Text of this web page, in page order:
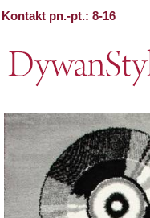
Kontakt pn.-pt.: 8-16